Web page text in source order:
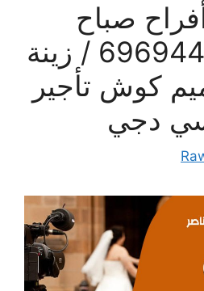
صباح
الناصر / 69694474 / زينة
كوش تأجير
دجي